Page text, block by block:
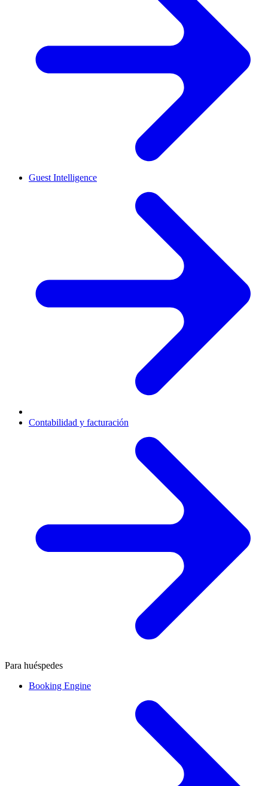
Guest Intelligence
Contabilidad y facturación
Para huéspedes
Booking Engine